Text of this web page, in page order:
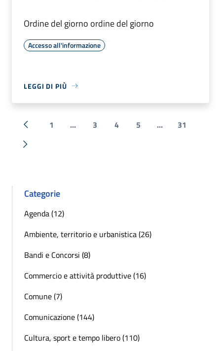
Ordine del giorno ordine del giorno
Accesso all'informazione
LEGGI DI PIÙ
« Precedente
1 ... 3 4 5 ... 31
Successiva »
Categorie
Agenda (12)
Ambiente, territorio e urbanistica (26)
Bandi e Concorsi (8)
Commercio e attività produttive (16)
Comune (7)
Comunicazione (144)
Cultura, sport e tempo libero (110)